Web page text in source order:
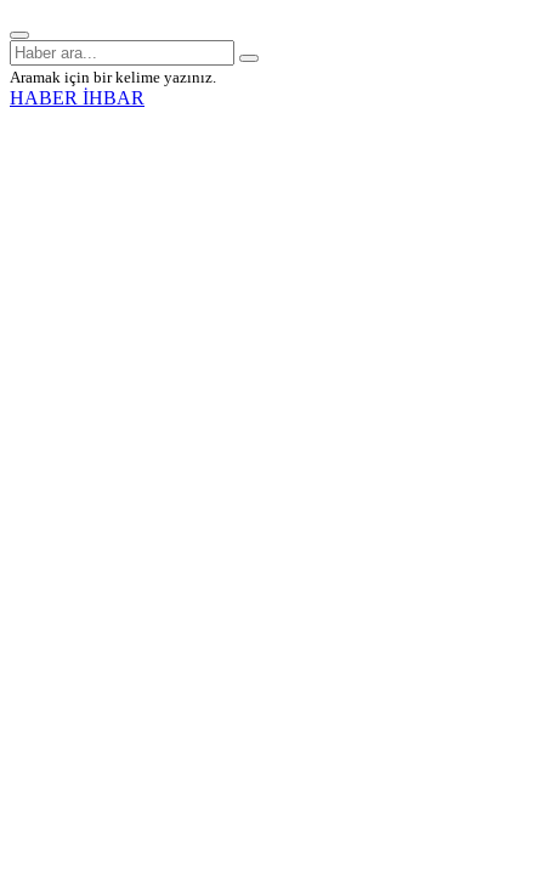
Aramak için bir kelime yazınız.
HABER İHBAR